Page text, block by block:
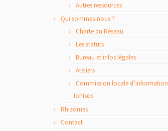
Autres ressources
Qui sommes-nous ?
Charte du Réseau
Les statuts
Bureau et infos légales
Ateliers
Commission locale d’information
Ionisos
Rhizomes
Contact